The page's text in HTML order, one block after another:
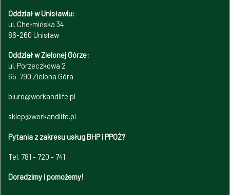
Oddział w Unisławiu:
ul. Chełmińska 34
86-260 Unisław
Oddział w Zielonej Górze:
ul. Porzeczkowa 2
65-790 Zielona Góra
biuro@workandlife.pl
sklep@workandlife.pl
Pytania z zakresu usług BHP i PPOŻ?
Tel. 781 - 720 - 741
Doradzimy i pomożemy!